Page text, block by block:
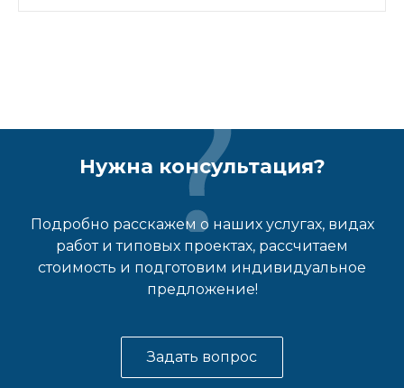
Нужна консультация?
Подробно расскажем о наших услугах, видах
работ и типовых проектах, рассчитаем
стоимость и подготовим индивидуальное
предложение!
Задать вопрос